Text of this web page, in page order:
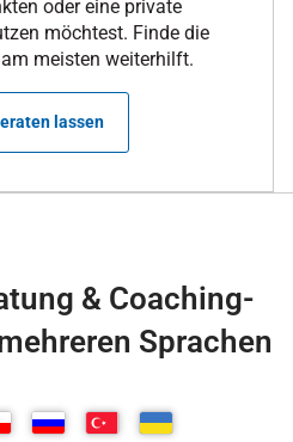
oder eine private
möchtest. Finde die
meisten weiterhilft.
lassen
& Coaching-
Sprachen